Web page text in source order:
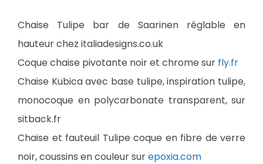
Chaise Tulipe bar de Saarinen réglable en
hauteur chez italiadesigns.co.uk
Coque chaise pivotante noir et chrome sur fly.fr
Chaise Kubica avec base tulipe, inspiration tulipe,
monocoque en polycarbonate transparent, sur
sitback.fr
Chaise et fauteuil Tulipe coque en fibre de verre
noir, coussins en couleur surepoxia.com